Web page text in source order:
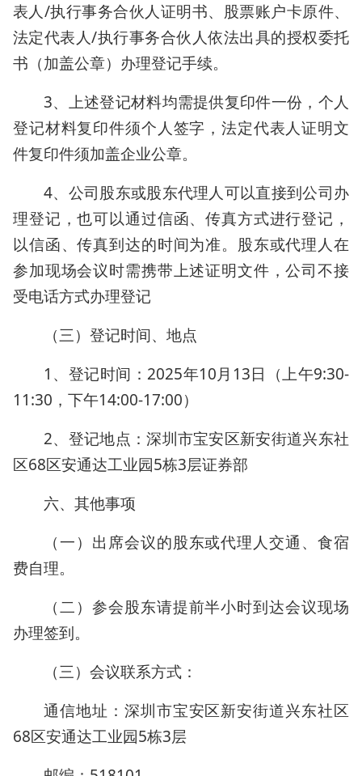
表人/执行事务合伙人证明书、股票账户卡原件、
法定代表人/执行事务合伙人依法出具的授权委托
书（加盖公章）办理登记手续。
3、上述登记材料均需提供复印件一份，个人
登记材料复印件须个人签字，法定代表人证明文
件复印件须加盖企业公章。
4、公司股东或股东代理人可以直接到公司办
理登记，也可以通过信函、传真方式进行登记，
以信函、传真到达的时间为准。股东或代理人在
参加现场会议时需携带上述证明文件，公司不接
受电话方式办理登记
（三）登记时间、地点
1、登记时间：2025年10月13日（上午9:30-
11:30，下午14:00-17:00）
2、登记地点：深圳市宝安区新安街道兴东社
区68区安通达工业园5栋3层证券部
六、其他事项
（一）出席会议的股东或代理人交通、食宿
费自理。
（二）参会股东请提前半小时到达会议现场
办理签到。
（三）会议联系方式：
通信地址：深圳市宝安区新安街道兴东社区
68区安通达工业园5栋3层